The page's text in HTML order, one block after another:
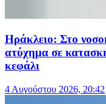
Ηράκλειο: Στο
ατύχημα σε
κεφάλι
4 Αυγούστου 2026, 20:42